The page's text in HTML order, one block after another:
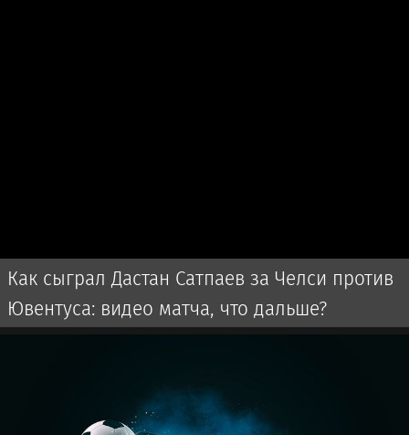
Как сыграл Дастан Сатпаев за Челси против
Ювентуса: видео матча, что дальше?